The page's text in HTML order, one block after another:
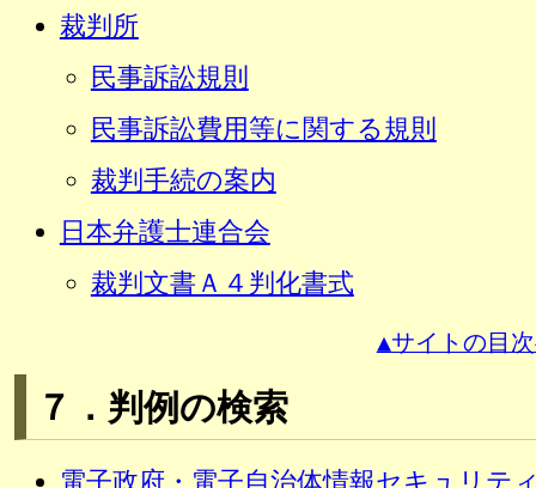
裁判所
民事訴訟規則
民事訴訟費用等に関する規則
裁判手続の案内
日本弁護士連合会
裁判文書Ａ４判化書式
▲サイトの目
７．判例の検索
電子政府・電子自治体情報セキュリテ